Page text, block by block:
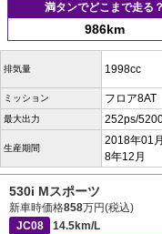
満タンでどこまで走る？
986km
排気量 1998cc
ミッション フロア8AT
最大出力 252ps/
生産期間
2018年01
8年12月
530i Mスポーツ
新車時価格858万円(税込)
JC08
14.5km/L